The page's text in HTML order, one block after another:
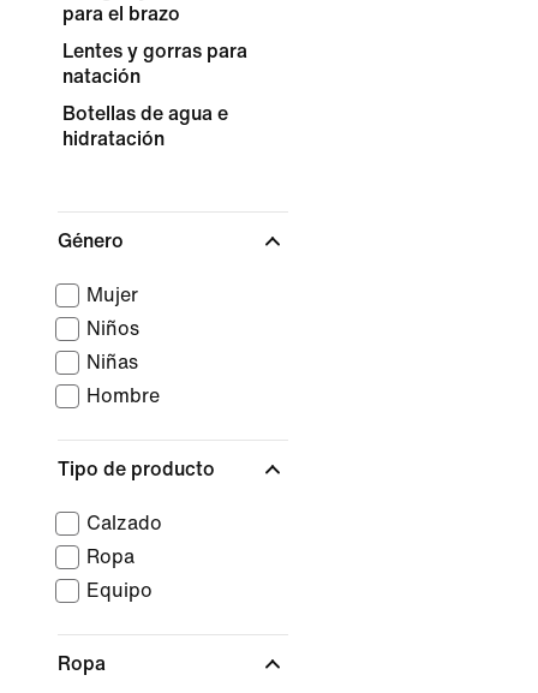
para el brazo
Lentes y gorras para
natación
Botellas de agua e
hidratación
Género
Mujer
Niños
Niñas
Hombre
Tipo de producto
Calzado
Ropa
Equipo
Ropa